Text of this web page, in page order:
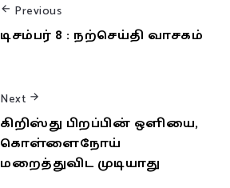
Previous
டிசம்பர் 8 : நற்செய்தி வாசகம்
Next
கிறிஸ்து பிறப்பின் ஒளியை,
கொள்ளைநோய்
மறைத்துவிட முடியாது